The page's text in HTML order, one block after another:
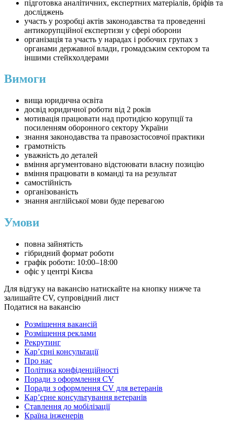
підготовка аналітичних, експертних матеріалів, бріфів та
досліджень
участь у розробці актів законодавства та проведенні
антикорупційної експертизи у сфері оборони
організація та участь у нарадах і робочих групах з
органами державної влади, громадським сектором та
іншими стейкхолдерами
Вимоги
вища юридична освіта
досвід юридичної роботи від 2 років
мотивація працювати над протидією корупції та
посиленням оборонного сектору України
знання законодавства та правозастосовчої практики
грамотність
уважність до деталей
вміння аргументовано відстоювати власну позицію
вміння працювати в команді та на результат
самостійність
організованість
знання англійської мови буде перевагою
Умови
повна зайнятість
гібридний формат роботи
графік роботи: 10:00–18:00
офіс у центрі Києва
Для відгуку на вакансію натискайте на кнопку нижче та
залишайте CV, супровідний лист
Податися на вакансію
Розміщення вакансій
Розміщення реклами
Рекрутинг
Карʼєрні консультації
Про нас
Політика конфіденційності
Поради з оформлення CV
Поради з оформлення CV для ветеранів
Карʼєрне консультування ветеранів
Ставлення до мобілізації
Країна інженерів